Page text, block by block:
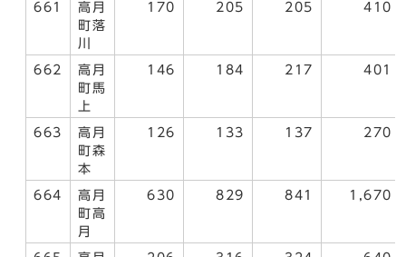
661
高月
町落
川
170 205 205 410
662
高月
町馬
上
146 184 217 401
663
高月
町森
本
126 133 137 270
664
高月
町高
月
630 829 841 1,670